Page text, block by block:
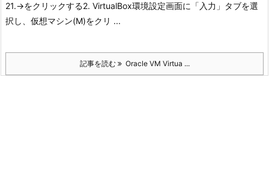
21.->をクリックする2. VirtualBox環境設定画面に「入力」タブを選
択し、仮想マシン(M)をクリ ...
記事を読む Oracle VM Virtua ...